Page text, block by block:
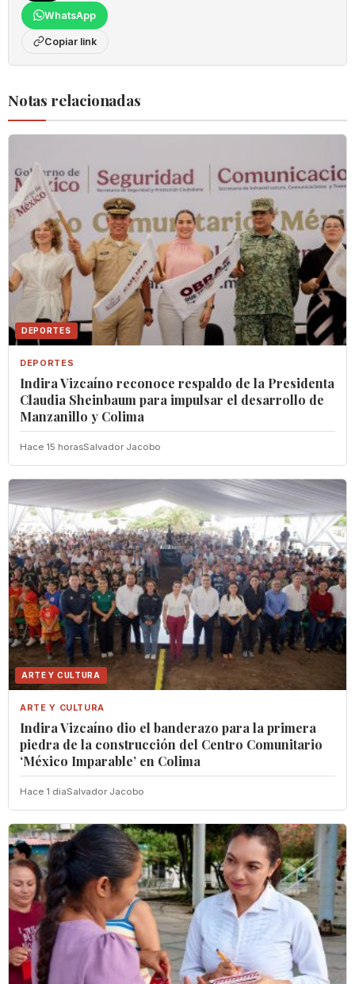
WhatsApp
Copiar link
Notas relacionadas
DEPORTES
DEPORTES
Indira Vizcaíno reconoce respaldo de la Presidenta
Claudia Sheinbaum para impulsar el desarrollo de
Manzanillo y Colima
Hace 15 horasSalvador Jacobo
ARTE Y CULTURA
ARTE Y CULTURA
Indira Vizcaíno dio el banderazo para la primera
piedra de la construcción del Centro Comunitario
‘México Imparable’ en Colima
Hace 1 diaSalvador Jacobo